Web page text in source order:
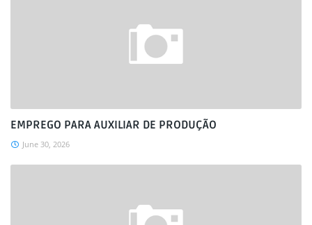
EMPREGO PARA AUXILIAR DE PRODUÇÃO
June 30, 2026